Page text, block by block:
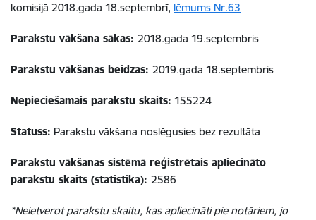
komisijā 2018.gada 18.septembrī, lēmums Nr.63
Parakstu vākšana sākas: 2018.gada 19.septembris
Parakstu vākšanas beidzas: 2019.gada 18.septembris
Nepieciešamais parakstu skaits: 155224
Statuss: Parakstu vākšana noslēgusies bez rezultāta
Parakstu vākšanas sistēmā reģistrētais apliecināto
parakstu skaits (statistika): 2586
*Neietverot parakstu skaitu, kas apliecināti pie notāriem, jo